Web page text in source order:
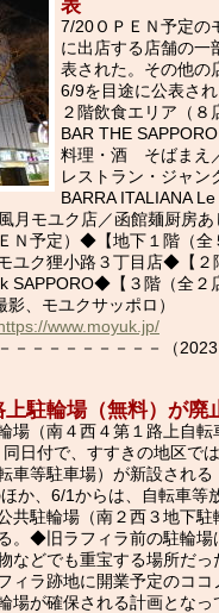
表
7/20ＯＰＥＮ予定の
に出店する店舗の一
表された。その他の
6/9を目途に公表さ
２階飲食エリア（８
BAR THE
料理・酒 そばまえ
レストラン・ジャン
BARRA ITALIANA
月モユク店／函館麺厨房
Ｎ予定）◆【地下１階（全
ユク狸小路３丁目店◆【２
SAPPORO◆【３階（全２
、モユクサッポロ）
www.moyuk.jp/
－－－－－－－－－（
上駐輪場（無料）が廃
場（南４西４第１路上自
日付で、すすきの地区で
車等駐車場）が新設され
か、6/1からは、自転車等
共駐輪場（南２西３地下駐
。◆旧ラフィラ前の駐輪場
などでも重宝する場所だ
ィラ跡地に開業予定のココ
場が確保される計画となっ